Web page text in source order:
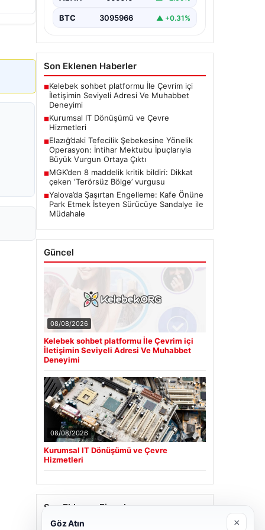
BTC 3095966 ▲ +0.31%
Son Eklenen Haberler
■Kelebek sohbet platformu İle Çevrim içi
İletişimin Seviyeli Adresi Ve Muhabbet
Deneyimi
■Kurumsal IT Dönüşümü ve Çevre
Hizmetleri
■Elazığ’daki Tefecilik Şebekesine Yönelik
Operasyon: İntihar Mektubu İpuçlarıyla
Büyük Vurgun Ortaya Çıktı
■MGK’den 8 maddelik kritik bildiri: Dikkat
çeken ‘Terörsüz Bölge’ vurgusu
■Yalova’da Şaşırtan Engelleme: Kafe Önüne
Park Etmek İsteyen Sürücüye Sandalye ile
Müdahale
Güncel
08/08/2026
Kelebek sohbet platformu İle Çevrim içi
İletişimin Seviyeli Adresi Ve Muhabbet
Deneyimi
08/08/2026
Kurumsal IT Dönüşümü ve Çevre
Hizmetleri
Son Eklenen Firmalar
Göz Atın ×